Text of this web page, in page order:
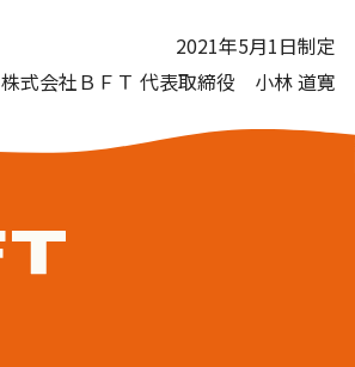
2021年5月1日制定
株式会社ＢＦＴ 代表取締役 小林 道寛